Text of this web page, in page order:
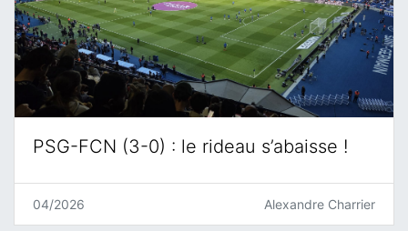
PSG-FCN (3-0) : le rideau s’abaisse !
04/2026 Alexandre Charrier